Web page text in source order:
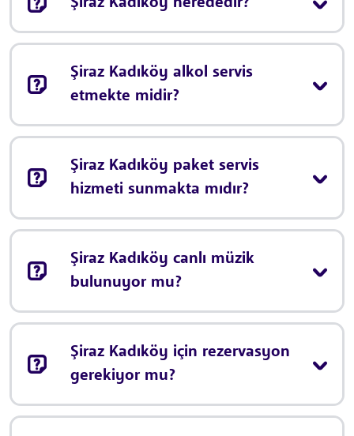
Şiraz Kadıköy alkol servis
etmekte midir?
Şiraz Kadıköy paket servis
hizmeti sunmakta mıdır?
Şiraz Kadıköy canlı müzik
bulunuyor mu?
Şiraz Kadıköy için rezervasyon
gerekiyor mu?